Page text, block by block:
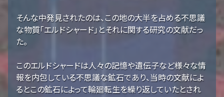
そんな中発見されたのは、この地の大半を占める不思議
な物質「エルドシャード」とそれに関する研究の文献だっ
た。
このエルドシャードは人々の記憶や遺伝子など様々な情
報を内包している不思議な鉱石であり、当時の文献によ
るとこの鉱石によって輪廻転生を繰り返していたとされ